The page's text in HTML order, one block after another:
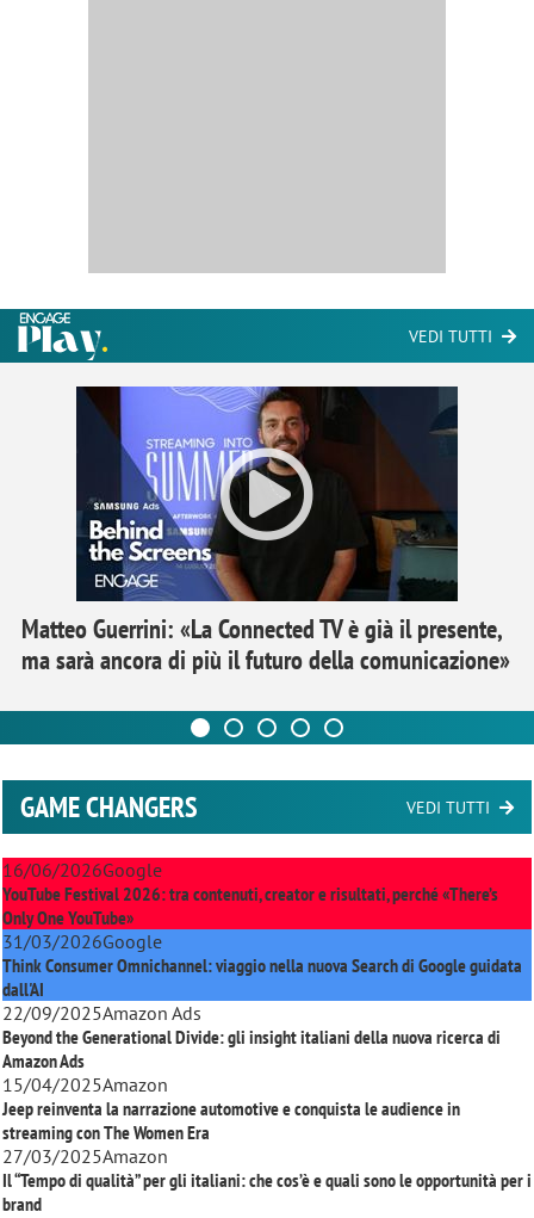
VEDI TUTTI
Matteo Guerrini: «La Connected TV è già il presente,
ma sarà ancora di più il futuro della comunicazione»
GAME CHANGERS VEDI TUTTI
16/06/2026Google
YouTube Festival 2026: tra contenuti, creator e risultati, perché «There’s
Only One YouTube»
31/03/2026Google
Think Consumer Omnichannel: viaggio nella nuova Search di Google guidata
dall'AI
22/09/2025Amazon Ads
Beyond the Generational Divide: gli insight italiani della nuova ricerca di
Amazon Ads
15/04/2025Amazon
Jeep reinventa la narrazione automotive e conquista le audience in
streaming conThe Women Era
27/03/2025Amazon
Il “Tempo di qualità” per gli italiani: che cos’è e quali sono le opportunità per i
brand